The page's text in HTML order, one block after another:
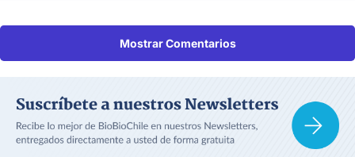
Mostrar Comentarios